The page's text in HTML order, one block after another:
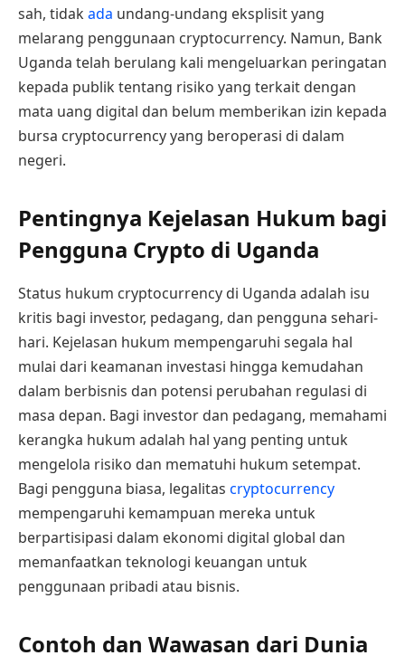
sah, tidak ada undang-undang eksplisit yang
melarang penggunaan cryptocurrency. Namun, Bank
Uganda telah berulang kali mengeluarkan peringatan
kepada publik tentang risiko yang terkait dengan
mata uang digital dan belum memberikan izin kepada
bursa cryptocurrency yang beroperasi di dalam
negeri.
Pentingnya Kejelasan Hukum bagi
Pengguna Crypto di Uganda
Status hukum cryptocurrency di Uganda adalah isu
kritis bagi investor, pedagang, dan pengguna sehari-
hari. Kejelasan hukum mempengaruhi segala hal
mulai dari keamanan investasi hingga kemudahan
dalam berbisnis dan potensi perubahan regulasi di
masa depan. Bagi investor dan pedagang, memahami
kerangka hukum adalah hal yang penting untuk
mengelola risiko dan mematuhi hukum setempat.
Bagi pengguna biasa, legalitas cryptocurrency
mempengaruhi kemampuan mereka untuk
berpartisipasi dalam ekonomi digital global dan
memanfaatkan teknologi keuangan untuk
penggunaan pribadi atau bisnis.
Contoh dan Wawasan dari Dunia